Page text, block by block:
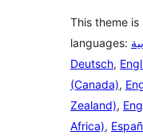
This theme
languages:
Deutsch,
(Canada),
Zealand),
Africa),